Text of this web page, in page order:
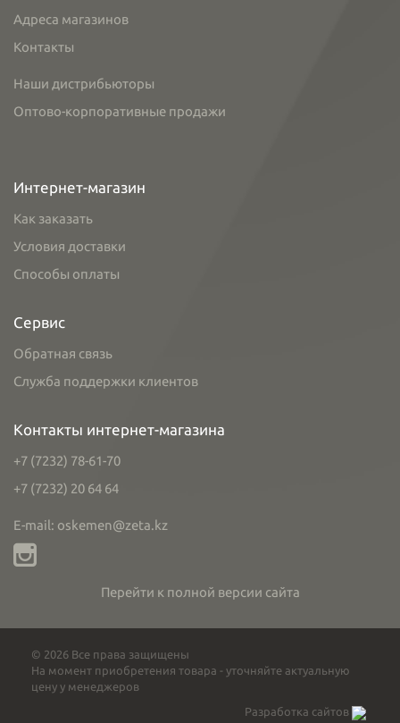
Адреса магазинов
Контакты
Наши дистрибьюторы
Оптово-корпоративные продажи
Интернет-магазин
Как заказать
Условия доставки
Способы оплаты
Сервис
Обратная связь
Служба поддержки клиентов
Контакты интернет-магазина
+7 (7232) 78-61-70
+7 (7232) 20 64 64
E-mail: oskemen@zeta.kz
Перейти к полной версии сайта
© 2026 Все права защищены
На момент приобретения товара - уточняйте актуальную
цену у менеджеров
Разработка сайтов